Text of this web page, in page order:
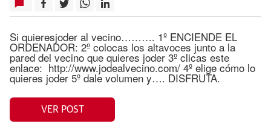
Si quieresjoder al vecino………. 1º ENCIENDE EL
ORDENADOR: 2º colocas los altavoces junto a la
pared del vecino que quieres joder 3º clicas este
enlace: http://www.jodealvecino.com/ 4º elige cómo lo
quieres joder 5º dale volumen y…. DISFRUTA.
VER POST